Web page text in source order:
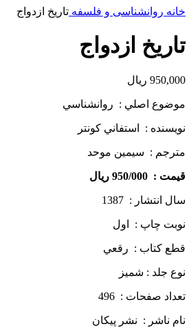
خانه روانشناسی و فلسفه تاریخ ازدواج
تاریخ ازدواج
950,000 ریال
موضوع اصلي : روانشناسي
نويسنده : استفاني كونتر
مترجم : سیمین موحد
قيمت : 950/000 ريال
سال انتشار : 1387
نوبت چاپ : اول
قطع كتاب : رقعي
نوع جلد : شميز
تعداد صفحات : 496
نام ناشر : نشر پيكان